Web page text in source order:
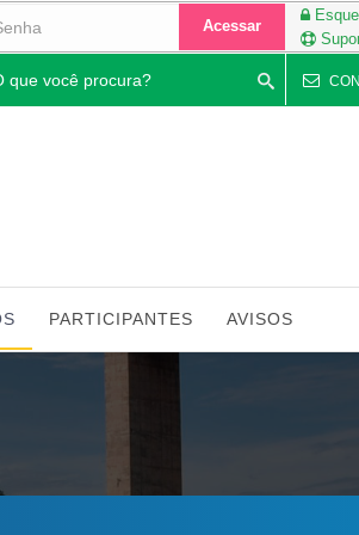
Acessar
PARTICIPANTES AVISOS